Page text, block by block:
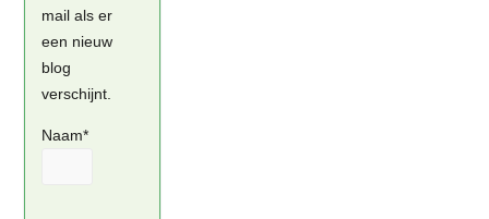
mail als er
een nieuw
blog
verschijnt.
Naam*